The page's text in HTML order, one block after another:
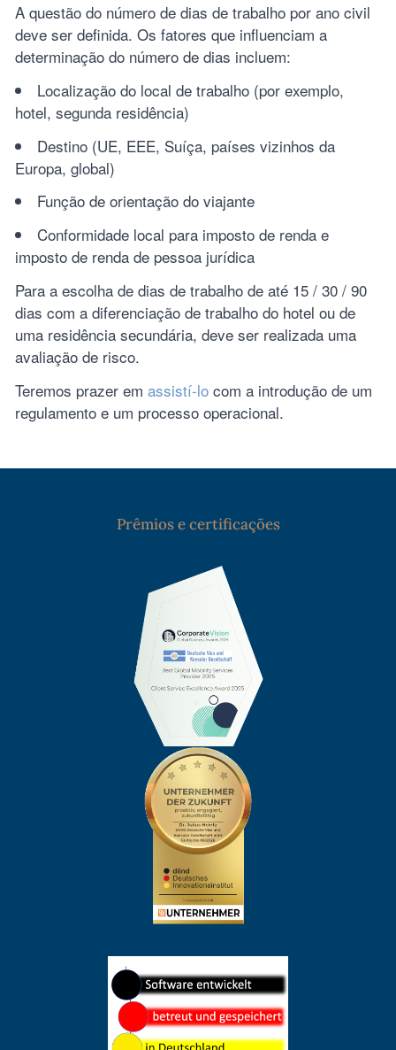
A questão do número de dias de trabalho por ano civil
deve ser definida. Os fatores que influenciam a
determinação do número de dias incluem:
Localização do local de trabalho (por exemplo,
hotel, segunda residência)
Destino (UE, EEE, Suíça, países vizinhos da
Europa, global)
Função de orientação do viajante
Conformidade local para imposto de renda e
imposto de renda de pessoa jurídica
Para a escolha de dias de trabalho de até 15 / 30 / 90
dias com a diferenciação de trabalho do hotel ou de
uma residência secundária, deve ser realizada uma
avaliação de risco.
Teremos prazer em assistí-lo com a introdução de um
regulamento e um processo operacional.
Prêmios e certificações